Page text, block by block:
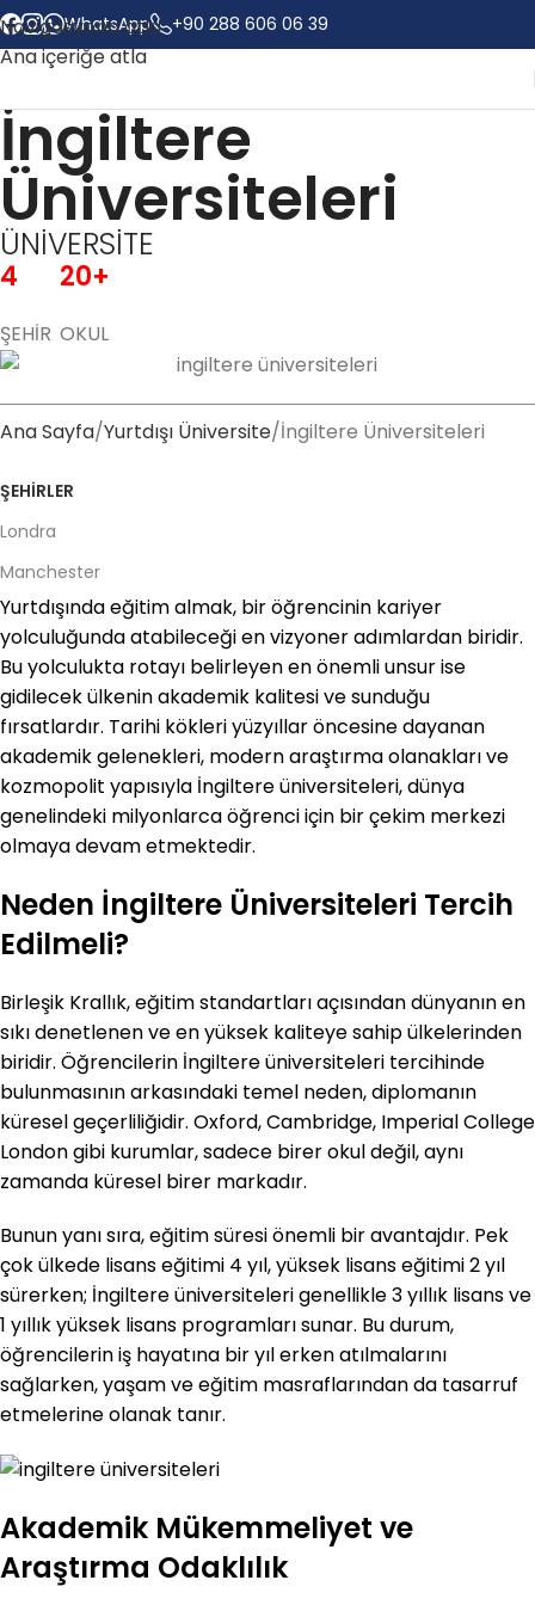
Navigasyona atla
Ana içeriğe atla
WhatsApp +90 288 606 06 39
İngiltere
Üniversiteleri
ÜNİVERSİTE
4
ŞEHİR
20+
OKUL
Ana Sayfa Yurtdışı Üniversite İngiltere Üniversiteleri
ŞEHİRLER
Londra
Manchester
Yurtdışında eğitim almak, bir öğrencinin kariyer
yolculuğunda atabileceği en vizyoner adımlardan biridir.
Bu yolculukta rotayı belirleyen en önemli unsur ise
gidilecek ülkenin akademik kalitesi ve sunduğu
fırsatlardır. Tarihi kökleri yüzyıllar öncesine dayanan
akademik gelenekleri, modern araştırma olanakları ve
kozmopolit yapısıyla İngiltere üniversiteleri, dünya
genelindeki milyonlarca öğrenci için bir çekim merkezi
olmaya devam etmektedir.
Neden İngiltere Üniversiteleri Tercih
Edilmeli?
Birleşik Krallık, eğitim standartları açısından dünyanın en
sıkı denetlenen ve en yüksek kaliteye sahip ülkelerinden
biridir. Öğrencilerin İngiltere üniversiteleri tercihinde
bulunmasının arkasındaki temel neden, diplomanın
küresel geçerliliğidir. Oxford, Cambridge, Imperial College
London gibi kurumlar, sadece birer okul değil, aynı
zamanda küresel birer markadır.
Bunun yanı sıra, eğitim süresi önemli bir avantajdır. Pek
çok ülkede lisans eğitimi 4 yıl, yüksek lisans eğitimi 2 yıl
sürerken; İngiltere üniversiteleri genellikle 3 yıllık lisans ve
1 yıllık yüksek lisans programları sunar. Bu durum,
öğrencilerin iş hayatına bir yıl erken atılmalarını
sağlarken, yaşam ve eğitim masraflarından da tasarruf
etmelerine olanak tanır.
Akademik Mükemmeliyet ve
Araştırma Odaklılık